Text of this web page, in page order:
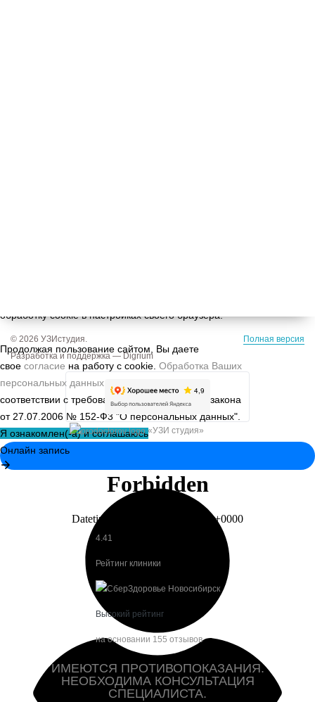
Полная версия
© 2026 УЗИстудия.
Разработка и поддержка —Digrium
«УЗИ студия»
4.41
Рейтинг клиники
Высокий рейтинг
на основании 155 отзывов
ИМЕЮТСЯ ПРОТИВОПОКАЗАНИЯ.
НЕОБХОДИМА КОНСУЛЬТАЦИЯ
СПЕЦИАЛИСТА.
обработку cookie в настройках своего браузера.
Продолжая пользование сайтом, Вы даете
свое согласие на работу с cookie. Обработка Ваших
персональных данных
соответствии с требованиями Федерального закона
от 27.07.2006 № 152-Ф3 "О персональных данных".
Я ознакомлен(-а) и соглашаюсь